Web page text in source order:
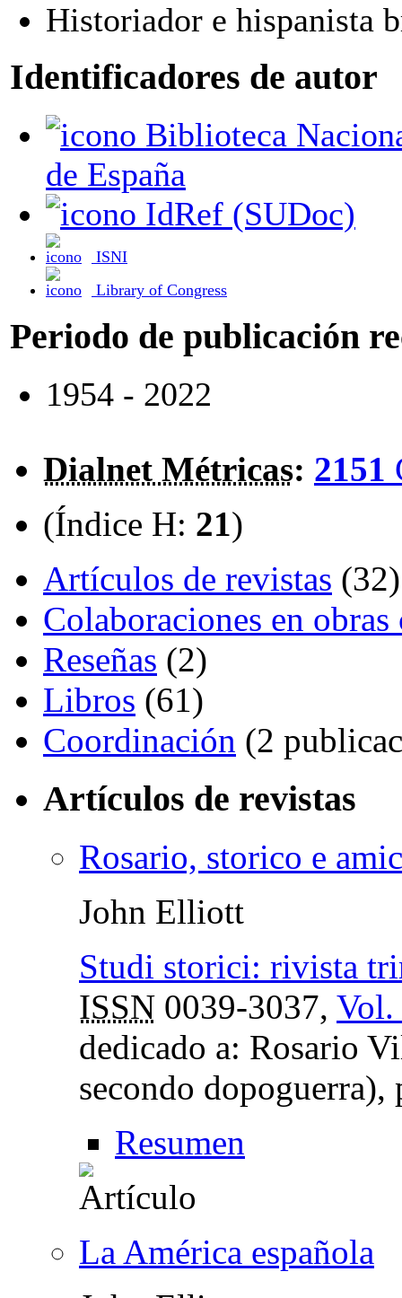
Historiador e hispanista
Identificadores de autor
de España
IdRef (SUDoc)
ISNI
Library of Congress
Periodo de publicación
1954 - 2022
Dialnet Métricas: 2151
(Índice H: 21)
Artículos de revistas (32)
Colaboraciones en
Reseñas (2)
Libros (61)
Coordinación (2
Artículos de revistas
Rosario, storico e
John Elliott
Studi storici: rivista
ISSN 0039-3037, Vol.
dedicado a: Rosario
secondo dopoguerra),
Resumen
La América española